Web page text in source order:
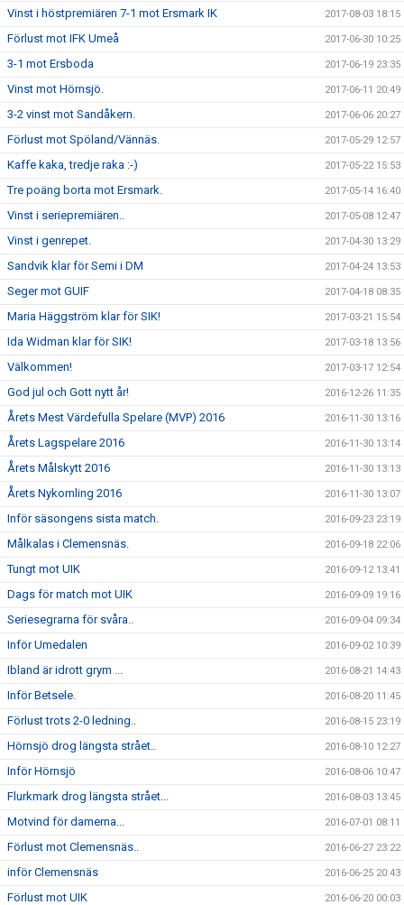
Vinst i höstpremiären 7-1 mot Ersmark IK 2017-08-03 18:15
Förlust mot IFK Umeå 2017-06-30 10:25
3-1 mot Ersboda 2017-06-19 23:35
Vinst mot Hörnsjö. 2017-06-11 20:49
3-2 vinst mot Sandåkern. 2017-06-06 20:27
Förlust mot Spöland/Vännäs. 2017-05-29 12:57
Kaffe kaka, tredje raka :-) 2017-05-22 15:53
Tre poäng borta mot Ersmark. 2017-05-14 16:40
Vinst i seriepremiären.. 2017-05-08 12:47
Vinst i genrepet. 2017-04-30 13:29
Sandvik klar för Semi i DM 2017-04-24 13:53
Seger mot GUIF 2017-04-18 08:35
Maria Häggström klar för SIK! 2017-03-21 15:54
Ida Widman klar för SIK! 2017-03-18 13:56
Välkommen! 2017-03-17 12:54
God jul och Gott nytt år! 2016-12-26 11:35
Årets Mest Värdefulla Spelare (MVP) 2016 2016-11-30 13:16
Årets Lagspelare 2016 2016-11-30 13:14
Årets Målskytt 2016 2016-11-30 13:13
Årets Nykomling 2016 2016-11-30 13:07
Inför säsongens sista match. 2016-09-23 23:19
Målkalas i Clemensnäs. 2016-09-18 22:06
Tungt mot UIK 2016-09-12 13:41
Dags för match mot UIK 2016-09-09 19:16
Seriesegrarna för svåra.. 2016-09-04 09:34
Inför Umedalen 2016-09-02 10:39
Ibland är idrott grym ... 2016-08-21 14:43
Inför Betsele. 2016-08-20 11:45
Förlust trots 2-0 ledning.. 2016-08-15 23:19
Hörnsjö drog längsta strået.. 2016-08-10 12:27
Inför Hörnsjö 2016-08-06 10:47
Flurkmark drog längsta strået... 2016-08-03 13:45
Motvind för damerna... 2016-07-01 08:11
Förlust mot Clemensnäs.. 2016-06-27 23:22
inför Clemensnäs 2016-06-25 20:43
Förlust mot UIK 2016-06-20 00:03